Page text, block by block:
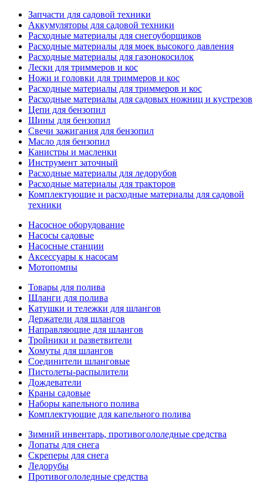
Запчасти для садовой техники
Аккумуляторы для садовой техники
Расходные материалы для снегоуборщиков
Расходные материалы для моек высокого давления
Расходные материалы для газонокосилок
Лески для триммеров и кос
Ножи и головки для триммеров и кос
Расходные материалы для триммеров и кос
Расходные материалы для садовых ножниц и кустрезов
Цепи для бензопил
Шины для бензопил
Свечи зажигания для бензопил
Масло для бензопил
Канистры и масленки
Инструмент заточный
Расходные материалы для ледорубов
Расходные материалы для тракторов
Комплектующие и расходные материалы для садовой
техники
Насосное оборудование
Насосы садовые
Насосные станции
Аксессуары к насосам
Мотопомпы
Товары для полива
Шланги для полива
Катушки и тележки для шлангов
Держатели для шлангов
Направляющие для шлангов
Тройники и разветвители
Хомуты для шлангов
Соединители шланговые
Пистолеты-распылители
Дождеватели
Краны садовые
Наборы капельного полива
Комплектующие для капельного полива
Зимний инвентарь, противогололедные средства
Лопаты для снега
Скреперы для снега
Ледорубы
Противогололедные средства